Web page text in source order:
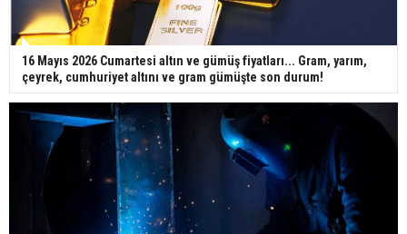
16 Mayıs 2026 Cumartesi altın ve gümüş fiyatları... Gram, yarım,
çeyrek, cumhuriyet altını ve gram gümüşte son durum!